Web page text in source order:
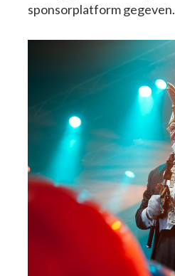
sponsorplatform